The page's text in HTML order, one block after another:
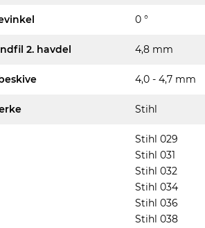
0 °
2. havdel 4,8 mm
4,0 - 4,7 mm
Stihl
Stihl 029
Stihl 031
Stihl 032
Stihl 034
Stihl 036
Stihl 038